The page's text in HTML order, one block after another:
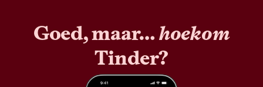
Goed, maar…hoekom
Tinder?